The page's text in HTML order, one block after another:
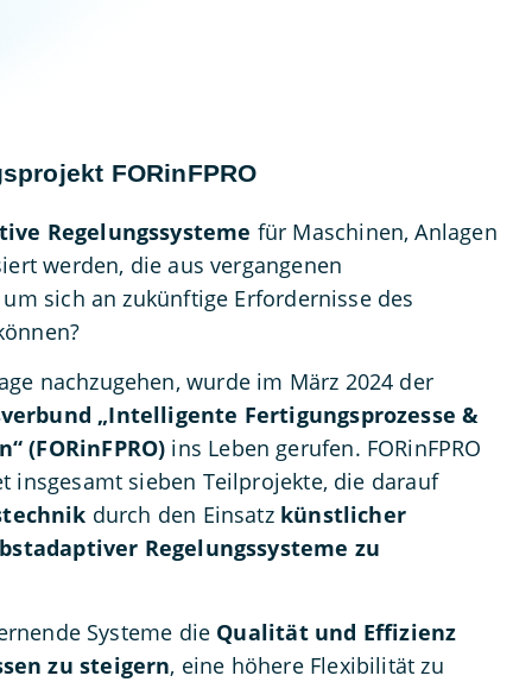
FORinFPRO
Regelungssysteme für Maschinen, Anlagen
werden, die aus vergangenen
sich an zukünftige Erfordernisse des
nachzugehen, wurde im März 2024 der
„Intelligente Fertigungsprozesse &
(FORinFPRO) ins Leben gerufen. FORinFPRO
insgesamt sieben Teilprojekte, die darauf
durch den Einsatz künstlicher
Regelungssysteme zu
Systeme die Qualität und Effizienz
zu steigern, eine höhere Flexibilität zu